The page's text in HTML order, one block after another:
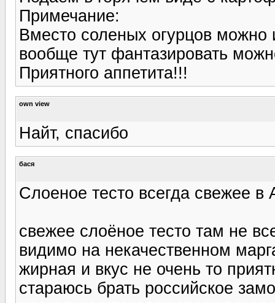
Примечание:
Вместо соленых огурцов можно
вообще тут фантазировать
Приятного аппетита!!!
own view
Найт, спасибо
бася
Слоеное тесто всегда свежее в
свежее слоёное тесто там не
видимо на некачественном
жирная и вкус не очень то
стараюсь брать российское